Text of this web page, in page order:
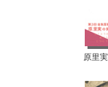
原里